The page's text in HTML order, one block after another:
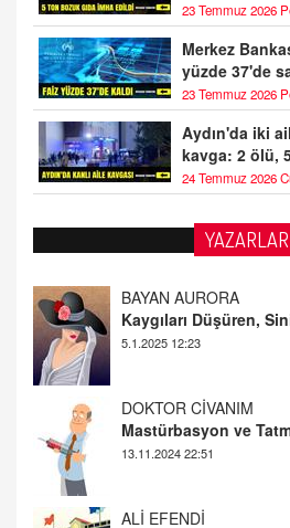
23 Temmuz 2026
Merkez
yüzde 37'de
23 Temmuz 2026
Aydın'da iki
kavga: 2 ölü,
24 Temmuz 2026
YAZARLAR
BAYAN AURORA
Kaygıları Düşüren,
DOKTOR CİVANIM
ALİ EFENDİ
20.12.2024 12:46